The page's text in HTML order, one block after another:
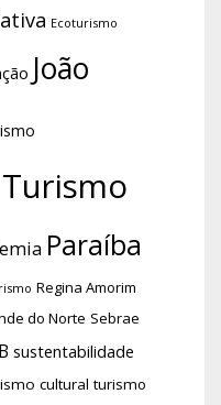
Ecoturismo
João
Paraíba
Regina Amorim
do Norte Sebrae
sustentabilidade
cultural turismo